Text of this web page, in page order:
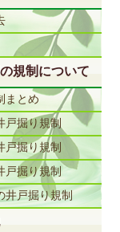
規制について
まとめ
戸掘り規制
戸掘り規制
戸掘り規制
井戸掘り規制